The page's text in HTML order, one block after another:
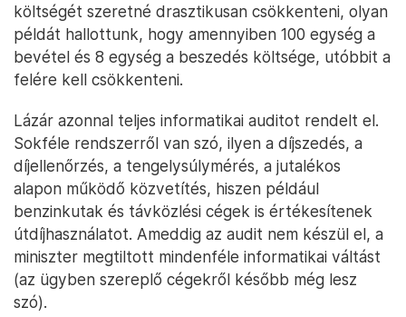
költségét szeretné drasztikusan csökkenteni, olyan
példát hallottunk, hogy amennyiben 100 egység a
bevétel és 8 egység a beszedés költsége, utóbbit a
felére kell csökkenteni.
Lázár azonnal teljes informatikai auditot rendelt el.
Sokféle rendszerről van szó, ilyen a díjszedés, a
díjellenőrzés, a tengelysúlymérés, a jutalékos
alapon működő közvetítés, hiszen például
benzinkutak és távközlési cégek is értékesítenek
útdíjhasználatot. Ameddig az audit nem készül el, a
miniszter megtiltott mindenféle informatikai váltást
(az ügyben szereplő cégekről később még lesz
szó).